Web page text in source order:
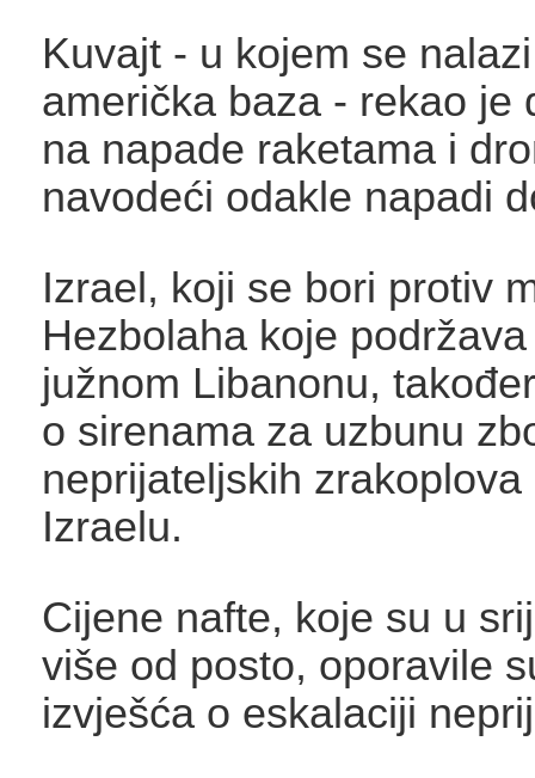
Kuvajt - u kojem se
američka baza - rekao je
na napade raketama i
navodeći odakle napadi
Izrael, koji se bori protiv
Hezbolaha koje
južnom Libanonu,
o sirenama za uzbunu
neprijateljskih
Izraelu.
Cijene nafte, koje su u
više od posto, oporavile
izvješća o eskalaciji